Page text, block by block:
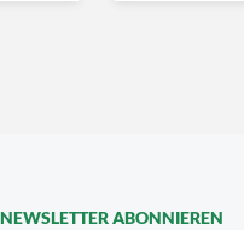
NEWSLETTER ABONNIEREN